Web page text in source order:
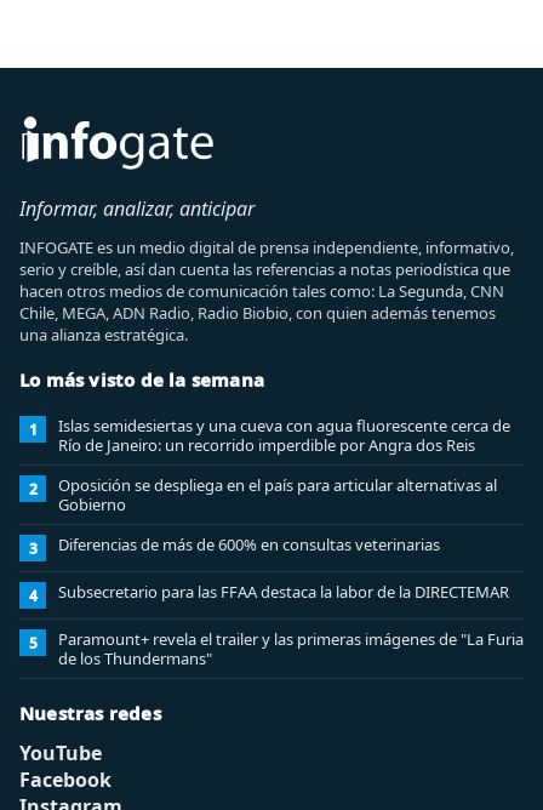
Informar, analizar, anticipar
INFOGATE es un medio digital de prensa independiente, informativo,
serio y creíble, así dan cuenta las referencias a notas periodística que
hacen otros medios de comunicación tales como: La Segunda, CNN
Chile, MEGA, ADN Radio, Radio Biobio, con quien además tenemos
una alianza estratégica.
Lo más visto de la semana
1
Islas semidesiertas y una cueva con agua fluorescente cerca de
Río de Janeiro: un recorrido imperdible por Angra dos Reis
2
Oposición se despliega en el país para articular alternativas al
Gobierno
3 Diferencias de más de 600% en consultas veterinarias
4 Subsecretario para las FFAA destaca la labor de la DIRECTEMAR
5
Paramount+ revela el trailer y las primeras imágenes de "La Furia
de los Thundermans"
Nuestras redes
YouTube
Facebook